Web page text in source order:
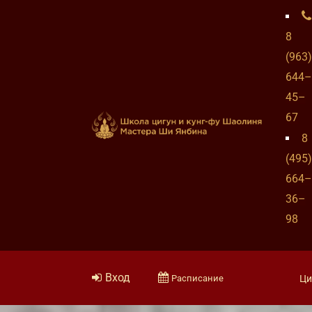
8
(963)
644–
45–
67
8
(495)
664–
36–
98
Вход Расписание